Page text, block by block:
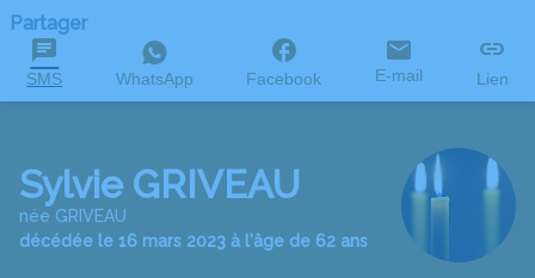
Partager
SMS WhatsApp Facebook E-mail Lien
Sylvie GRIVEAU
née GRIVEAU
décédée le 16 mars 2023 à l'âge de 62 ans